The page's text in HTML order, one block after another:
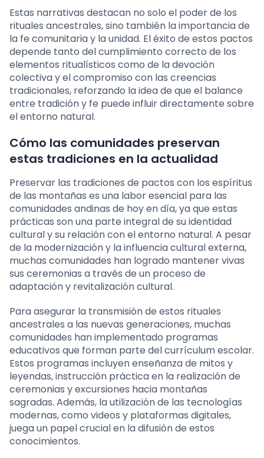
Estas narrativas destacan no solo el poder de los
rituales ancestrales, sino también la importancia de
la fe comunitaria y la unidad. El éxito de estos pactos
depende tanto del cumplimiento correcto de los
elementos ritualísticos como de la devoción
colectiva y el compromiso con las creencias
tradicionales, reforzando la idea de que el balance
entre tradición y fe puede influir directamente sobre
el entorno natural.
Cómo las comunidades preservan
estas tradiciones en la actualidad
Preservar las tradiciones de pactos con los espíritus
de las montañas es una labor esencial para las
comunidades andinas de hoy en día, ya que estas
prácticas son una parte integral de su identidad
cultural y su relación con el entorno natural. A pesar
de la modernización y la influencia cultural externa,
muchas comunidades han logrado mantener vivas
sus ceremonias a través de un proceso de
adaptación y revitalización cultural.
Para asegurar la transmisión de estos rituales
ancestrales a las nuevas generaciones, muchas
comunidades han implementado programas
educativos que forman parte del currículum escolar.
Estos programas incluyen enseñanza de mitos y
leyendas, instrucción práctica en la realización de
ceremonias y excursiones hacia montañas
sagradas. Además, la utilización de las tecnologías
modernas, como videos y plataformas digitales,
juega un papel crucial en la difusión de estos
conocimientos.